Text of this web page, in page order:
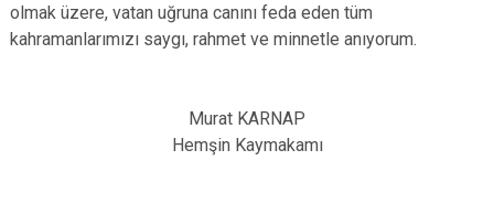
olmak üzere, vatan uğruna canını feda eden tüm
kahramanlarımızı saygı, rahmet ve minnetle anıyorum.
Murat KARNAP
Hemşin Kaymakamı